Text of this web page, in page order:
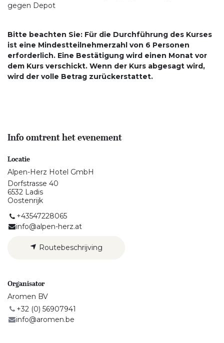
gegen Depot
Bitte beachten Sie: Für die Durchführung des Kurses
ist eine Mindestteilnehmerzahl von 6 Personen
erforderlich. Eine Bestätigung wird einen Monat vor
dem Kurs verschickt. Wenn der Kurs abgesagt wird,
wird der volle Betrag zurückerstattet.
Info omtrent het evenement
Locatie
Alpen-Herz Hotel GmbH
Dorfstrasse 40
6532 Ladis
Oostenrijk
+43547228065
info@alpen-herz.at
Routebeschrijving
Organisator
Aromen BV
+32 (0) 56907941
info@aromen.be